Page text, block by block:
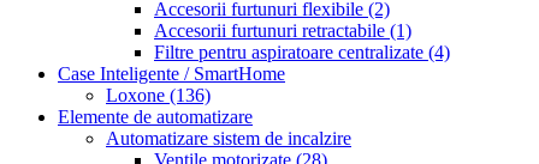
Accesorii furtunuri flexibile (2)
Accesorii furtunuri retractabile (1)
Filtre pentru aspiratoare centralizate (4)
Case Inteligente / SmartHome
Loxone (136)
Elemente de automatizare
Automatizare sistem de incalzire
Ventile motorizate (28)